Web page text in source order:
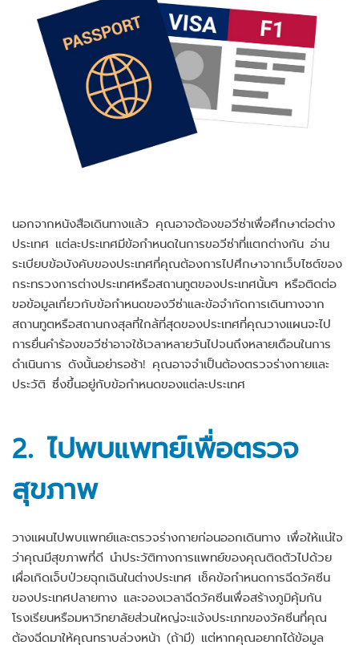
นอกจากหนังสือเดินทางแล้ว คุณอาจต้องขอวีซ่าเพื่อศึกษาต่อต่าง
ประเทศ แต่ละประเทศมีข้อกำหนดในการขอวีซ่าที่แตกต่างกัน อ่าน
ระเบียบข้อบังคับของประเทศที่คุณต้องการไปศึกษาจากเว็บไซต์ของ
กระทรวงการต่างประเทศหรือสถานทูตของประเทศนั้นๆ หรือติดต่อ
ขอข้อมูลเกี่ยวกับข้อกำหนดของวีซ่าและข้อจำกัดการเดินทางจาก
สถานทูตหรือสถานกงสุลที่ใกล้ที่สุดของประเทศที่คุณวางแผนจะไป
การยื่นคำร้องขอวีซ่าอาจใช้เวลาหลายวันไปจนถึงหลายเดือนในการ
ดำเนินการ ดังนั้นอย่ารอช้า! คุณอาจจำเป็นต้องตรวจร่างกายและ
ประวัติ ซึ่งขึ้นอยู่กับข้อกำหนดของแต่ละประเทศ
2. ไปพบแพทย์เพื่อตรวจ
สุขภาพ
วางแผนไปพบแพทย์และตรวจร่างกายก่อนออกเดินทาง เพื่อให้แน่ใจ
ว่าคุณมีสุขภาพที่ดี นำประวัติทางการแพทย์ของคุณติดตัวไปด้วย
เผื่อเกิดเจ็บป่วยฉุกเฉินในต่างประเทศ เช็คข้อกำหนดการฉีดวัคซีน
ของประเทศปลายทาง และจองเวลาฉีดวัคซีนเพื่อสร้างภูมิคุ้มกัน
โรงเรียนหรือมหาวิทยาลัยส่วนใหญ่จะแจ้งประเภทของวัคซีนที่คุณ
ต้องฉีดมาให้คุณทราบล่วงหน้า (ถ้ามี) แต่หากคุณอยากได้ข้อมูล